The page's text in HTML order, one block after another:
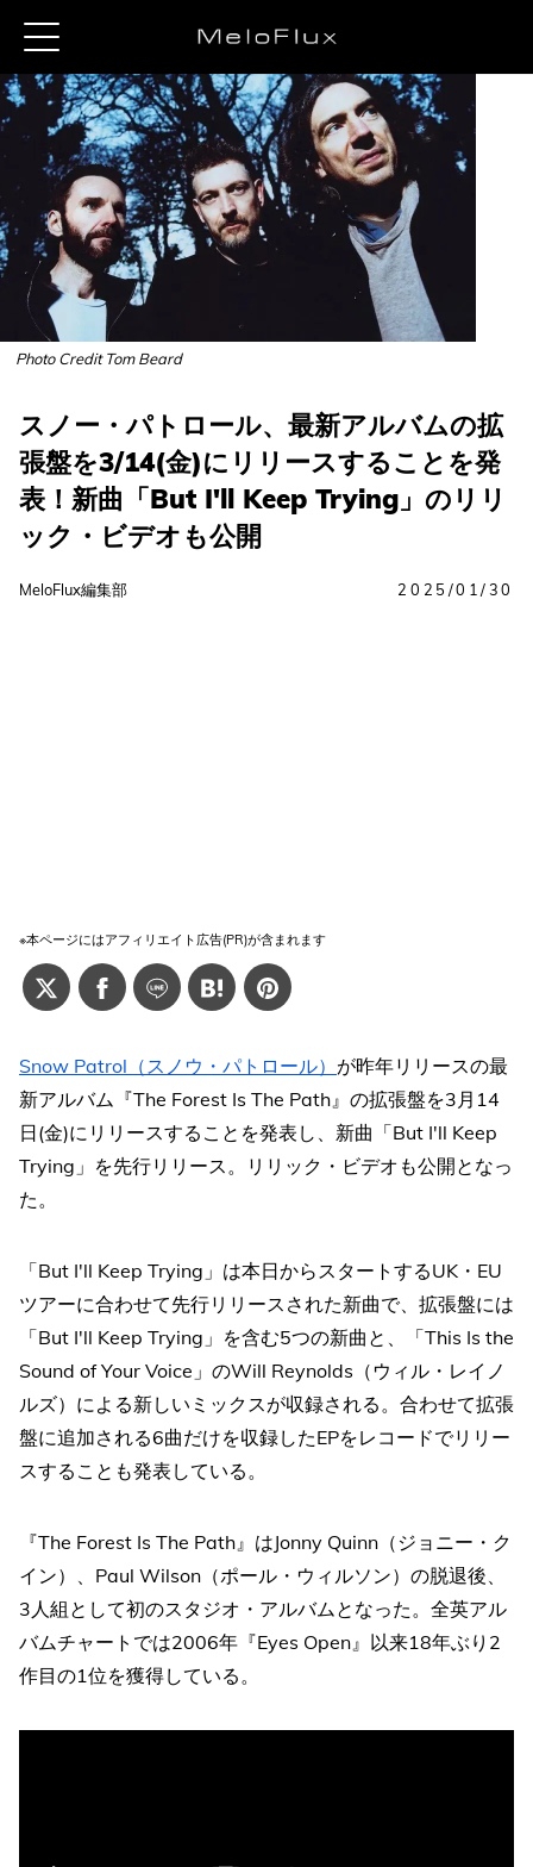
Photo Credit Tom Beard
スノー・パトロール、最新アルバムの拡
張盤を3/14(金)にリリースすることを発
表！新曲「But I'll Keep Trying」のリリ
ック・ビデオも公開
MeloFlux編集部 2025/01/30
※本ページにはアフィリエイト広告(PR)が含まれます
Snow Patrol（スノウ・パトロール） が昨年リリースの最
新アルバム『The Forest Is The Path』の拡張盤を3月14
日(金)にリリースすることを発表し、新曲「But I'll Keep
Trying」を先行リリース。リリック・ビデオも公開となっ
た。
「But I'll Keep Trying」は本日からスタートするUK・EU
ツアーに合わせて先行リリースされた新曲で、拡張盤には
「But I'll Keep Trying」を含む5つの新曲と、「This Is the
Sound of Your Voice」のWill Reynolds（ウィル・レイノ
ルズ）による新しいミックスが収録される。合わせて拡張
盤に追加される6曲だけを収録したEPをレコードでリリー
スすることも発表している。
『The Forest Is The Path』はJonny Quinn（ジョニー・ク
イン）、Paul Wilson（ポール・ウィルソン）の脱退後、
3人組として初のスタジオ・アルバムとなった。全英アル
バムチャートでは2006年『Eyes Open』以来18年ぶり2
作目の1位を獲得している。